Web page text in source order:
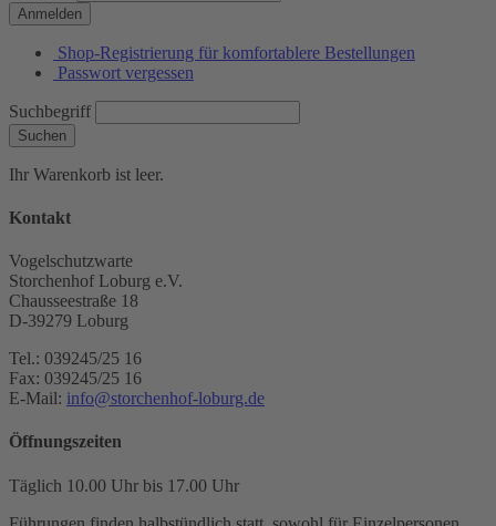
Anmelden
Shop-Registrierung für komfortablere Bestellungen
Passwort vergessen
Suchbegriff
Suchen
Ihr Warenkorb ist leer.
Kontakt
Vogelschutzwarte
Storchenhof Loburg e.V.
Chausseestraße 18
D-39279 Loburg
Tel.: 039245/25 16
Fax: 039245/25 16
E-Mail: info@storchenhof-loburg.de
Öffnungszeiten
Täglich 10.00 Uhr bis 17.00 Uhr